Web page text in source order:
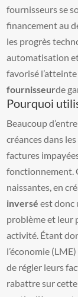
fournisseurs se
financement au
les progrès
automatisation et
favorisé
fournisseurde
Pourquoi
Beaucoup
créances dans
factures
fonctionnement.
naissantes, en
inverséest donc
problème et leur
activité. Étant
l’économie
de régler leurs
rabattre sur